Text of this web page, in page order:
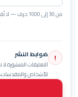
من 30 إلى 1000 حرف — لا تُقبل الروابط أو أكواد HTML.
! ضوابط النشر
التعليقات المنشورة
للأشخاص